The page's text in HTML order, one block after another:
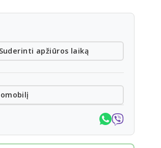
Suderinti apžiūros laiką